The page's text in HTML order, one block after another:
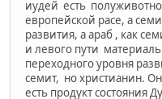
иудей есть
европейской расе, а
развития, а араб , как
и левого пути
переходного уровня
семит, но христианин.
есть продукт состояния